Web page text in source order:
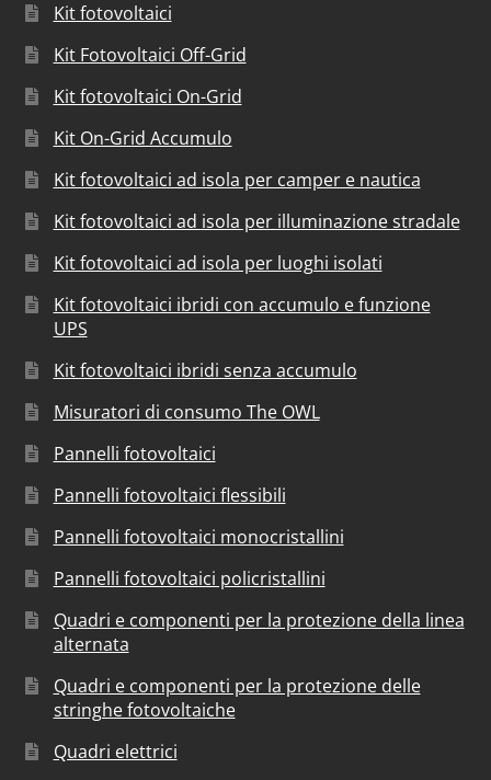
Kit fotovoltaici
Kit Fotovoltaici Off-Grid
Kit fotovoltaici On-Grid
Kit On-Grid Accumulo
Kit fotovoltaici ad isola per camper e nautica
Kit fotovoltaici ad isola per illuminazione stradale
Kit fotovoltaici ad isola per luoghi isolati
Kit fotovoltaici ibridi con accumulo e funzione
UPS
Kit fotovoltaici ibridi senza accumulo
Misuratori di consumo The OWL
Pannelli fotovoltaici
Pannelli fotovoltaici flessibili
Pannelli fotovoltaici monocristallini
Pannelli fotovoltaici policristallini
Quadri e componenti per la protezione della linea
alternata
Quadri e componenti per la protezione delle
stringhe fotovoltaiche
Quadri elettrici